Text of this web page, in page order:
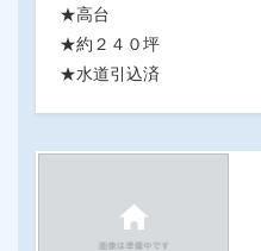
★高台
★約２４０坪
★水道引込済